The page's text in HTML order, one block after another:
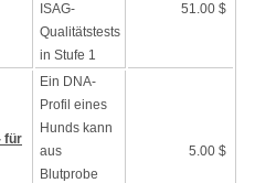
ISAG-
Qualitätstests
in Stufe 1
51.00 $
für
Ein DNA-
Profil eines
Hunds kann
aus
Blutprobe
5.00 $